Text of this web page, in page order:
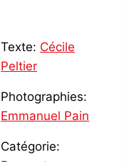
Texte: Cécile
Peltier
Photographies:
Emmanuel Pain
Catégorie: